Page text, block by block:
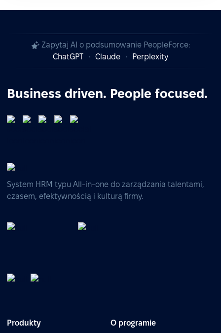
Zapytaj AI o podsumowanie PeopleForce:
ChatGPT
Claude Perplexity
Business driven. People focused.
System HRM typu All-in-one do zarządzania talentami,
czasem, efektywnością i kulturą firmy.
Produkty O programie